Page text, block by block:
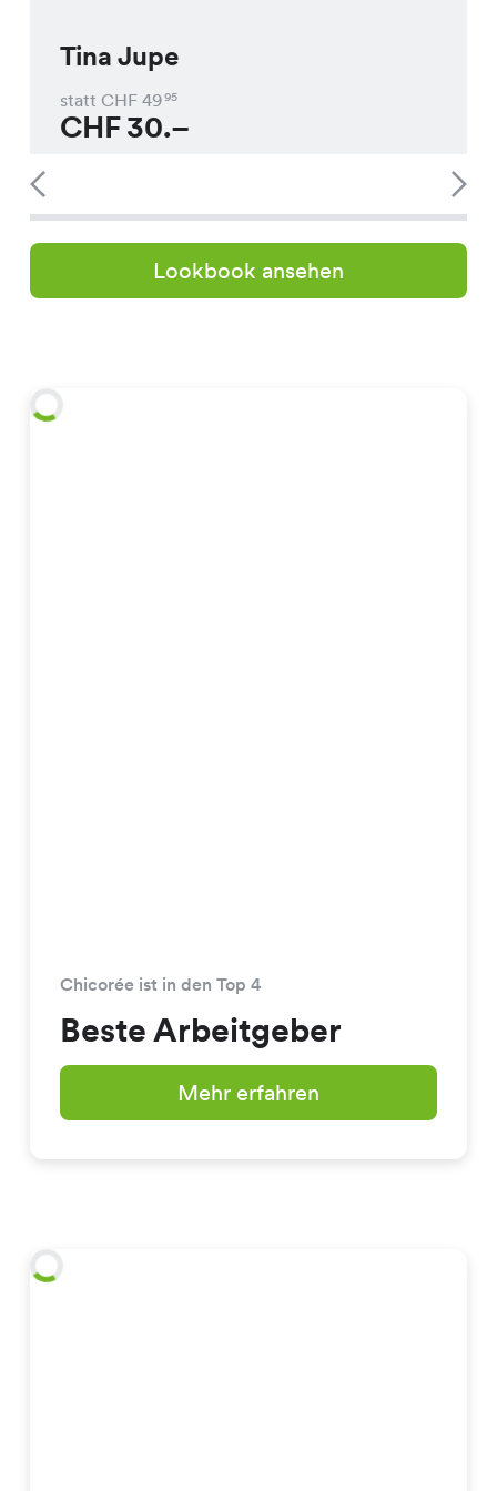
Tina Jupe
statt CHF 4995
CHF30.–
Lookbook ansehen
Chicorée ist in den Top 4
Beste Arbeitgeber
Mehr erfahren